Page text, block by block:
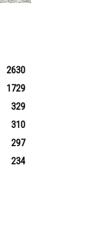
2630
1729
329
310
297
234